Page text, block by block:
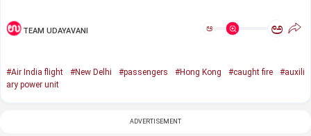
TEAM UDAYAVANI ಅ ಅ
#Air India flight #New Delhi #passengers #Hong Kong #caught fire
#auxili
ary power unit
ADVERTISEMENT